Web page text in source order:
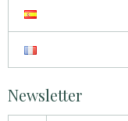
Newsletter